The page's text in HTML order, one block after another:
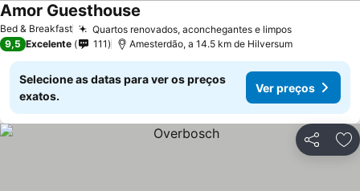
Bed & Breakfast Quartos renovados, aconchegantes e limpos
Amor Guesthouse
9,5 Excelente 111 Amesterdão, a 14.5 km de Hilversum
Selecione as datas para ver os preços
exatos.
Ver preços
Partilhar